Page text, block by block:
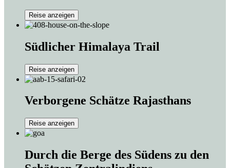
Reise anzeigen
Südlicher Himalaya Trail
Reise anzeigen
Verborgene Schätze Rajasthans
Reise anzeigen
Durch die Berge des Südens zu den